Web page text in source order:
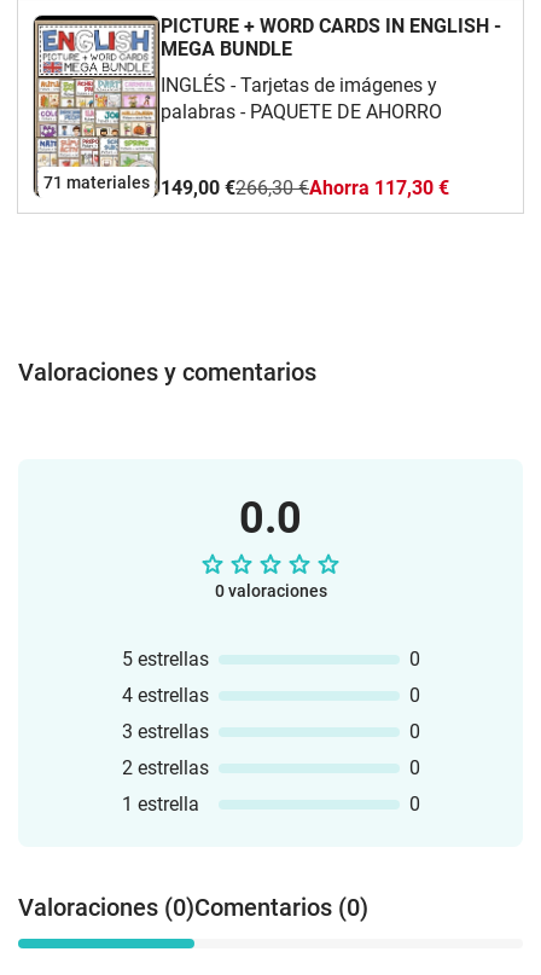
71 materiales
PICTURE + WORD CARDS IN ENGLISH -
MEGA BUNDLE
INGLÉS - Tarjetas de imágenes y
palabras - PAQUETE DE AHORRO
149,00 €266,30 €Ahorra 117,30 €
Valoraciones y comentarios
0.0
0 valoraciones
5 estrellas
0
4 estrellas
0
3 estrellas
0
2 estrellas
0
1 estrella
0
Valoraciones (0)Comentarios (0)